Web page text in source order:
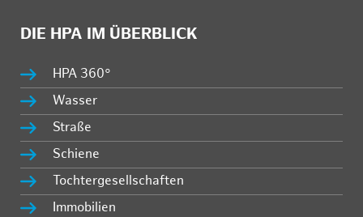
DIE HPA IM ÜBERBLICK
HPA 360°
Wasser
Straße
Schiene
Tochtergesellschaften
Immobilien